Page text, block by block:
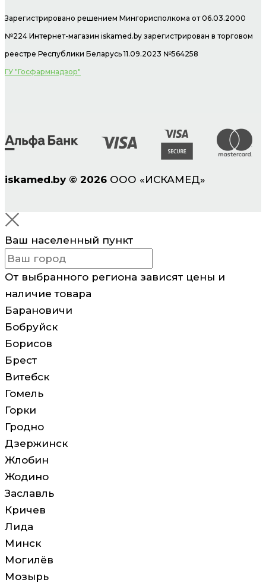
Зарегистрировано решением Мингорисполкома от 06.03.2000
№224 Интернет-магазин iskamed.by зарегистрирован в торговом
реестре Республики Беларусь 11.09.2023 №564258
ГУ "Госфармнадзор"
iskamed.by © 2026 ООО «ИСКАМЕД»
Ваш населенный пункт
От выбранного региона зависят цены и
наличие товара
Барановичи
Бобруйск
Борисов
Брест
Витебск
Гомель
Горки
Гродно
Дзержинск
Жлобин
Жодино
Заславль
Кричев
Лида
Минск
Могилёв
Мозырь